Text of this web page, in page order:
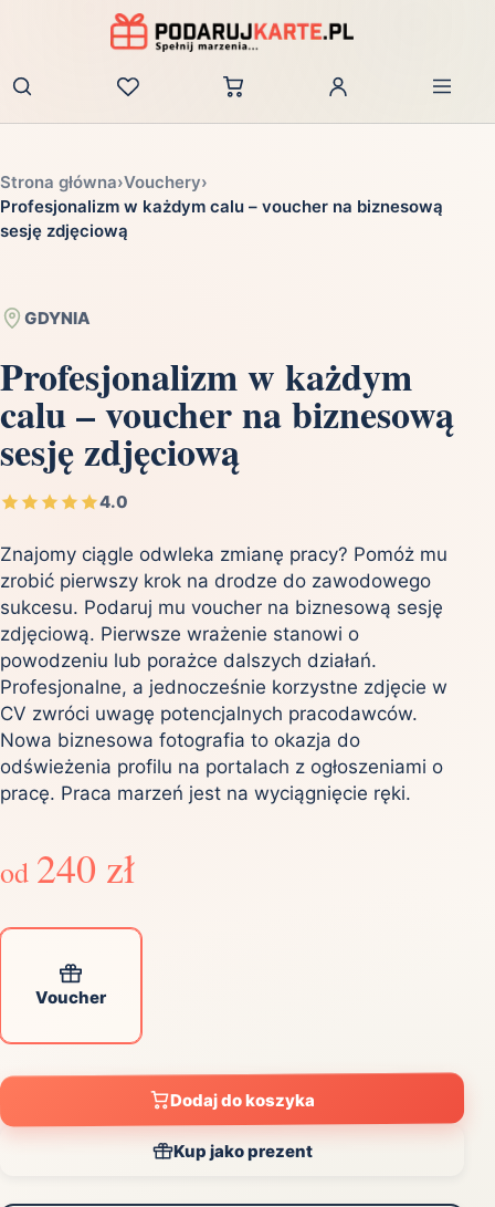
Zaloguj
Strona główna›Vouchery›
Profesjonalizm w każdym calu – voucher na biznesową
sesję zdjęciową
GDYNIA
Profesjonalizm w każdym
calu – voucher na biznesową
sesję zdjęciową
4.0
Znajomy ciągle odwleka zmianę pracy? Pomóż mu
zrobić pierwszy krok na drodze do zawodowego
sukcesu. Podaruj mu voucher na biznesową sesję
zdjęciową. Pierwsze wrażenie stanowi o
powodzeniu lub porażce dalszych działań.
Profesjonalne, a jednocześnie korzystne zdjęcie w
CV zwróci uwagę potencjalnych pracodawców.
Nowa biznesowa fotografia to okazja do
odświeżenia profilu na portalach z ogłoszeniami o
pracę. Praca marzeń jest na wyciągnięcie ręki.
od 240 zł
Voucher
Dodaj do koszyka
Kup jako prezent